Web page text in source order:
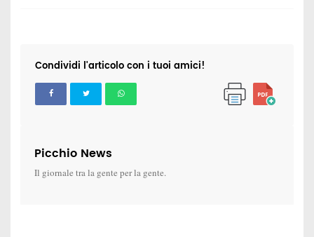
Condividi l'articolo con i tuoi amici!
Picchio News
Il giornale tra la gente per la gente.